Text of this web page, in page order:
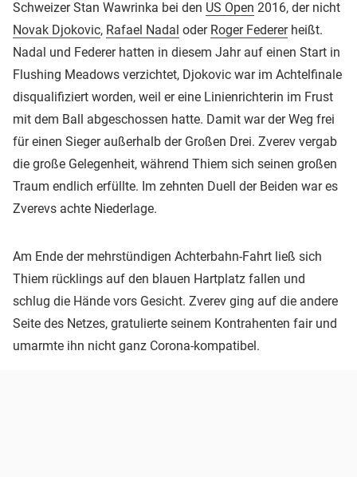
Schweizer Stan Wawrinka bei den US Open 2016, der nicht
Novak Djokovic, Rafael Nadal oder Roger Federerheißt.
Nadal und Federer hatten in diesem Jahr auf einen Start in
Flushing Meadows verzichtet, Djokovic war im Achtelfinale
disqualifiziert worden, weil er eine Linienrichterin im Frust
mit dem Ball abgeschossen hatte. Damit war der Weg frei
für einen Sieger außerhalb der Großen Drei. Zverev vergab
die große Gelegenheit, während Thiem sich seinen großen
Traum endlich erfüllte. Im zehnten Duell der Beiden war es
Zverevs achte Niederlage.
Am Ende der mehrstündigen Achterbahn-Fahrt ließ sich
Thiem rücklings auf den blauen Hartplatz fallen und
schlug die Hände vors Gesicht. Zverev ging auf die andere
Seite des Netzes, gratulierte seinem Kontrahenten fair und
umarmte ihn nicht ganz Corona-kompatibel.